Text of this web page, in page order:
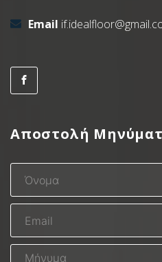
Email
Αποστολή